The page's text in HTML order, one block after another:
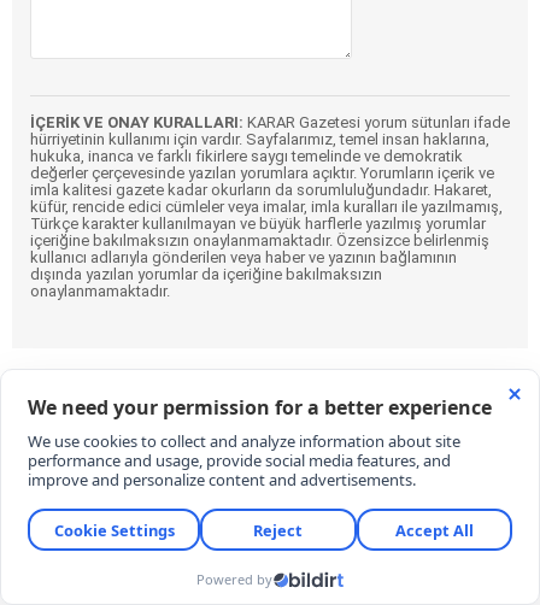
İÇERİK VE ONAY KURALLARI: KARAR Gazetesi yorum sütunları ifade
hürriyetinin kullanımı için vardır. Sayfalarımız, temel insan haklarına,
hukuka, inanca ve farklı fikirlere saygı temelinde ve demokratik
değerler çerçevesinde yazılan yorumlara açıktır. Yorumların içerik ve
imla kalitesi gazete kadar okurların da sorumluluğundadır. Hakaret,
küfür, rencide edici cümleler veya imalar, imla kuralları ile yazılmamış,
Türkçe karakter kullanılmayan ve büyük harflerle yazılmış yorumlar
içeriğine bakılmaksızın onaylanmamaktadır. Özensizce belirlenmiş
kullanıcı adlarıyla gönderilen veya haber ve yazının bağlamının
dışında yazılan yorumlar da içeriğine bakılmaksızın
onaylanmamaktadır.
BYD Türkiye’de kan kaybediyor!